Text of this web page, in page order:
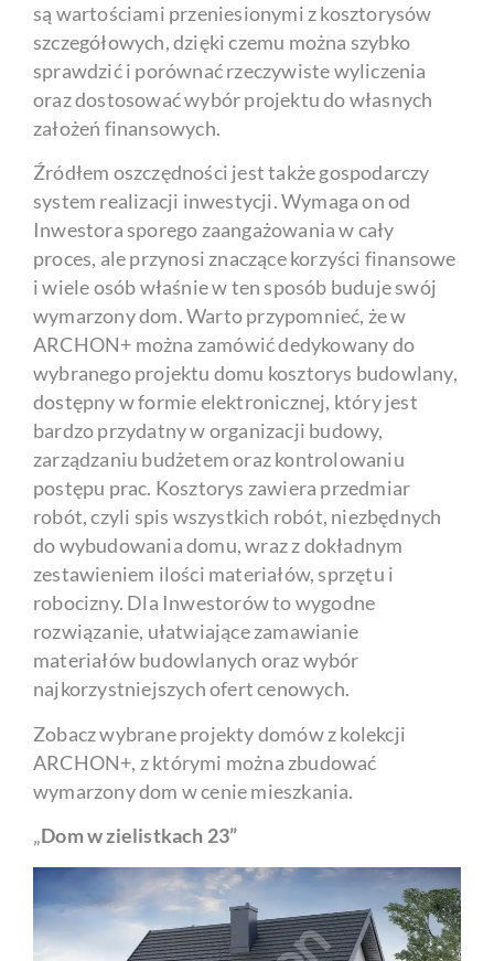
są wartościami przeniesionymi z kosztorysów
szczegółowych, dzięki czemu można szybko
sprawdzić i porównać rzeczywiste wyliczenia
oraz dostosować wybór projektu do własnych
założeń finansowych.
Źródłem oszczędności jest także gospodarczy
system realizacji inwestycji. Wymaga on od
Inwestora sporego zaangażowania w cały
proces, ale przynosi znaczące korzyści finansowe
i wiele osób właśnie w ten sposób buduje swój
wymarzony dom. Warto przypomnieć, że w
ARCHON+ można zamówić dedykowany do
wybranego projektu domu kosztorys budowlany,
dostępny w formie elektronicznej, który jest
bardzo przydatny w organizacji budowy,
zarządzaniu budżetem oraz kontrolowaniu
postępu prac. Kosztorys zawiera przedmiar
robót, czyli spis wszystkich robót, niezbędnych
do wybudowania domu, wraz z dokładnym
zestawieniem ilości materiałów, sprzętu i
robocizny. Dla Inwestorów to wygodne
rozwiązanie, ułatwiające zamawianie
materiałów budowlanych oraz wybór
najkorzystniejszych ofert cenowych.
Zobacz wybrane projekty domów z kolekcji
ARCHON+, z którymi można zbudować
wymarzony dom w cenie mieszkania.
„Dom w zielistkach 23”